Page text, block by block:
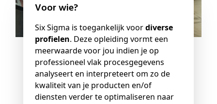
Voor wie?
Six Sigma is toegankelijk voordiverse
profielen. Deze opleiding vormt een
meerwaarde voor jou indien je op
professioneel vlak procesgegevens
analyseert en interpreteert om zo de
kwaliteit van je producten en/of
diensten verder te optimaliseren naar